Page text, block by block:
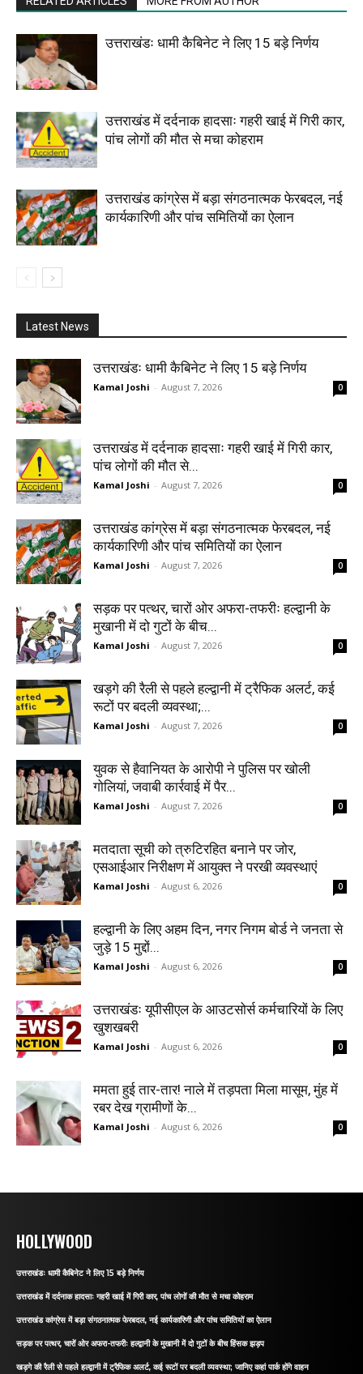
उत्तराखंडः धामी कैबिनेट ने लिए 15 बड़े निर्णय
उत्तराखंड में दर्दनाक हादसाः गहरी खाई में गिरी कार,
पांच लोगों की मौत से मचा कोहराम
उत्तराखंड कांग्रेस में बड़ा संगठनात्मक फेरबदल, नई
कार्यकारिणी और पांच समितियों का ऐलान
Latest News
उत्तराखंडः धामी कैबिनेट ने लिए 15 बड़े निर्णय
Kamal Joshi - August 7, 2026 0
उत्तराखंड में दर्दनाक हादसाः गहरी खाई में गिरी कार,
पांच लोगों की मौत से...
Kamal Joshi - August 7, 2026 0
उत्तराखंड कांग्रेस में बड़ा संगठनात्मक फेरबदल, नई
कार्यकारिणी और पांच समितियों का ऐलान
Kamal Joshi - August 7, 2026 0
सड़क पर पत्थर, चारों ओर अफरा-तफरीः हल्द्वानी के
मुखानी में दो गुटों के बीच...
Kamal Joshi - August 7, 2026 0
खड़गे की रैली से पहले हल्द्वानी में ट्रैफिक अलर्ट, कई
रूटों पर बदली व्यवस्था;...
Kamal Joshi - August 7, 2026 0
युवक से हैवानियत के आरोपी ने पुलिस पर खोली
गोलियां, जवाबी कार्रवाई में पैर...
Kamal Joshi - August 7, 2026 0
मतदाता सूची को त्रुटिरहित बनाने पर जोर,
एसआईआर निरीक्षण में आयुक्त ने परखी व्यवस्थाएं
Kamal Joshi - August 6, 2026 0
हल्द्वानी के लिए अहम दिन, नगर निगम बोर्ड ने जनता से
जुड़े 15 मुद्दों...
Kamal Joshi - August 6, 2026 0
उत्तराखंडः यूपीसीएल के आउटसोर्स कर्मचारियों के लिए
खुशखबरी
Kamal Joshi - August 6, 2026 0
ममता हुई तार-तार! नाले में तड़पता मिला मासूम, मुंह में
रबर देख ग्रामीणों के...
Kamal Joshi - August 6, 2026 0
HOLLYWOOD
उत्तराखंडः धामी कैबिनेट ने लिए 15 बड़े निर्णय
उत्तराखंड में दर्दनाक हादसाः गहरी खाई में गिरी कार, पांच लोगों की मौत से मचा कोहराम
उत्तराखंड कांग्रेस में बड़ा संगठनात्मक फेरबदल, नई कार्यकारिणी और पांच समितियों का ऐलान
सड़क पर पत्थर, चारों ओर अफरा-तफरीः हल्द्वानी के मुखानी में दो गुटों के बीच हिंसक झड़प
खड़गे की रैली से पहले हल्द्वानी में ट्रैफिक अलर्ट, कई रूटों पर बदली व्यवस्था; जानिए कहां पार्क होंगे वाहन